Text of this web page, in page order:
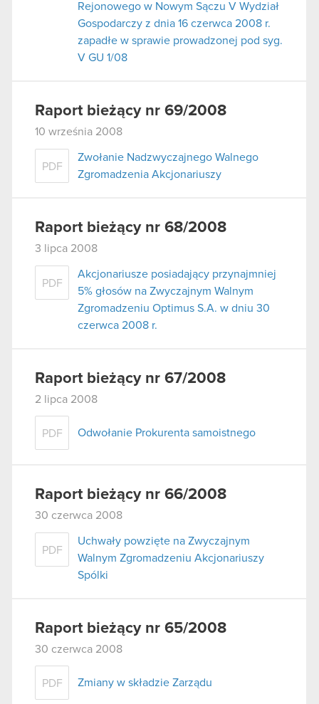
Rejonowego w Nowym Sączu V Wydział
Gospodarczy z dnia 16 czerwca 2008 r.
zapadłe w sprawie prowadzonej pod syg.
V GU 1/08
Raport bieżący nr 69/2008
10 września 2008
PDF
Zwołanie Nadzwyczajnego Walnego
Zgromadzenia Akcjonariuszy
Raport bieżący nr 68/2008
3 lipca 2008
PDF
Akcjonariusze posiadający przynajmniej
5% głosów na Zwyczajnym Walnym
Zgromadzeniu Optimus S.A. w dniu 30
czerwca 2008 r.
Raport bieżący nr 67/2008
2 lipca 2008
PDF Odwołanie Prokurenta samoistnego
Raport bieżący nr 66/2008
30 czerwca 2008
PDF
Uchwały powzięte na Zwyczajnym
Walnym Zgromadzeniu Akcjonariuszy
Spólki
Raport bieżący nr 65/2008
30 czerwca 2008
PDF Zmiany w składzie Zarządu